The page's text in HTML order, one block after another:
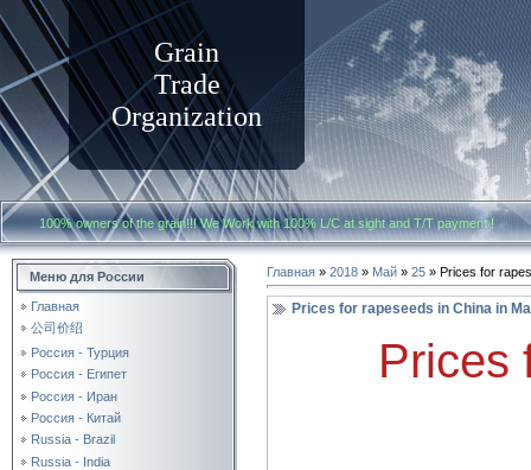
Grain
Trade
Organization
100% owners of the grain!!! We Work with100% L/C at sight and T/T payment
Меню для России
Главная
公司价绍
Россия - Турция
Россия - Египет
Россия - Иран
Россия - Китай
Russia - Brazil
Russia - India
Главная » 2018 » Май » 25 » Prices for
Prices for rapeseeds in China in
Prices